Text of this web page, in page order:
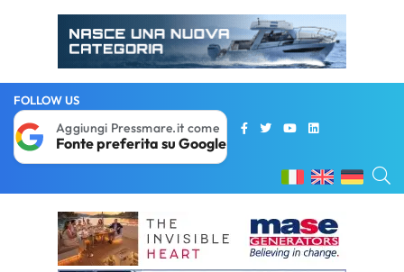
FOLLOW US
Aggiungi Pressmare.it come
Fonte preferita su Google